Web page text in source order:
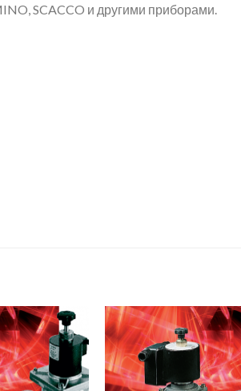
SCACCO и другими приборами.